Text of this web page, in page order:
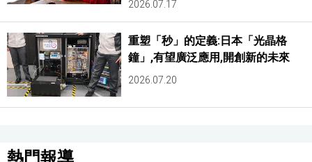
2026.07.17
重塑「秒」的定義:日本「光晶格
鐘」,有望廣泛應用,開創新的未來
2026.07.20